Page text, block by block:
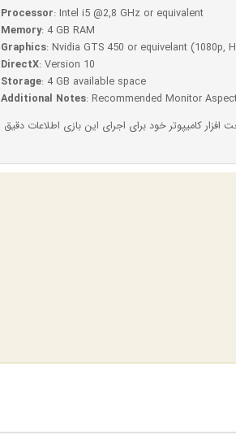
Processor: Intel i5 @2,8 GHz or equivalent
Memory: 4 GB RAM
Graphics: Nvidia GTS 450 or equivelant (1080p,
DirectX: Version 10
Storage: 4 GB available space
Additional Notes: Recommended Monitor
کامیپوتر خود برای اجرای این بازی اطلاعات دقیق